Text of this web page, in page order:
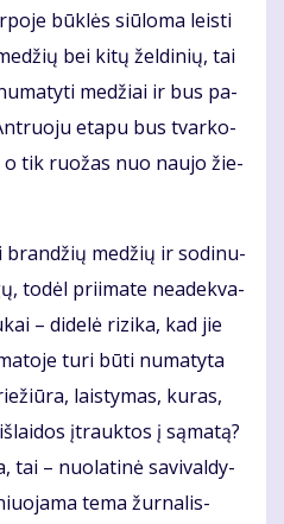
būk­lės siū­lo­ma leis­ti
bei ki­tų žel­di­nių, tai
me­džiai ir bus pa­
eta­pu bus tvar­ko­
o tik ruo­žas nuo nau­jo žie­
bran­džių me­džių ir so­di­nu­
to­dėl pri­ima­te ne­adek­va­
– di­de­lė ri­zi­ka, kad jie
tu­ri bū­ti nu­ma­ty­ta
lais­ty­mas, ku­ras,
įtrauk­tos į są­ma­tą?
tai – nuo­la­ti­nė sa­vi­val­dy­
te­ma žur­na­lis­